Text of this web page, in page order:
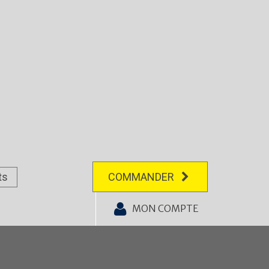
COMMANDER
MON COMPTE